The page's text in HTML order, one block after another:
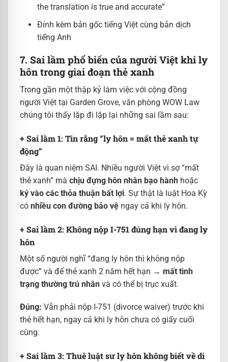
the translation is true and accurate”
Đính kèm bản gốc tiếng Việt cùng bản dịch
tiếng Anh
7. Sai lầm phổ biến của người Việt khi ly
hôn trong giai đoạn thẻ xanh
Trong gần một thập kỷ làm việc với cộng đồng
người Việt tại Garden Grove, văn phòng WOW Law
chúng tôi thấy lặp đi lặp lại những sai lầm sau:
+ Sai lầm 1: Tin rằng “ly hôn = mất thẻ xanh tự
động”
Đây là quan niệm SAI. Nhiều người Việt vì sợ “mất
thẻ xanh” mà chịu đựng hôn nhân bạo hành hoặc
ký vào các thỏa thuận bất lợi. Sự thật là luật Hoa Kỳ
có nhiều con đường bảo vệ ngay cả khi ly hôn.
+ Sai lầm 2: Không nộp I-751 đúng hạn vì đang ly
hôn
Một số người nghĩ “đang ly hôn thì không nộp
được” và để thẻ xanh 2 năm hết hạn → mất tình
trạng thường trú nhân và có thể bị trục xuất.
Đúng: Vẫn phải nộp I-751 (divorce waiver) trước khi
thẻ hết hạn, ngay cả khi ly hôn chưa có giấy cuối
cùng.
+ Sai lầm 3: Thuê luật sư ly hôn không biết về di